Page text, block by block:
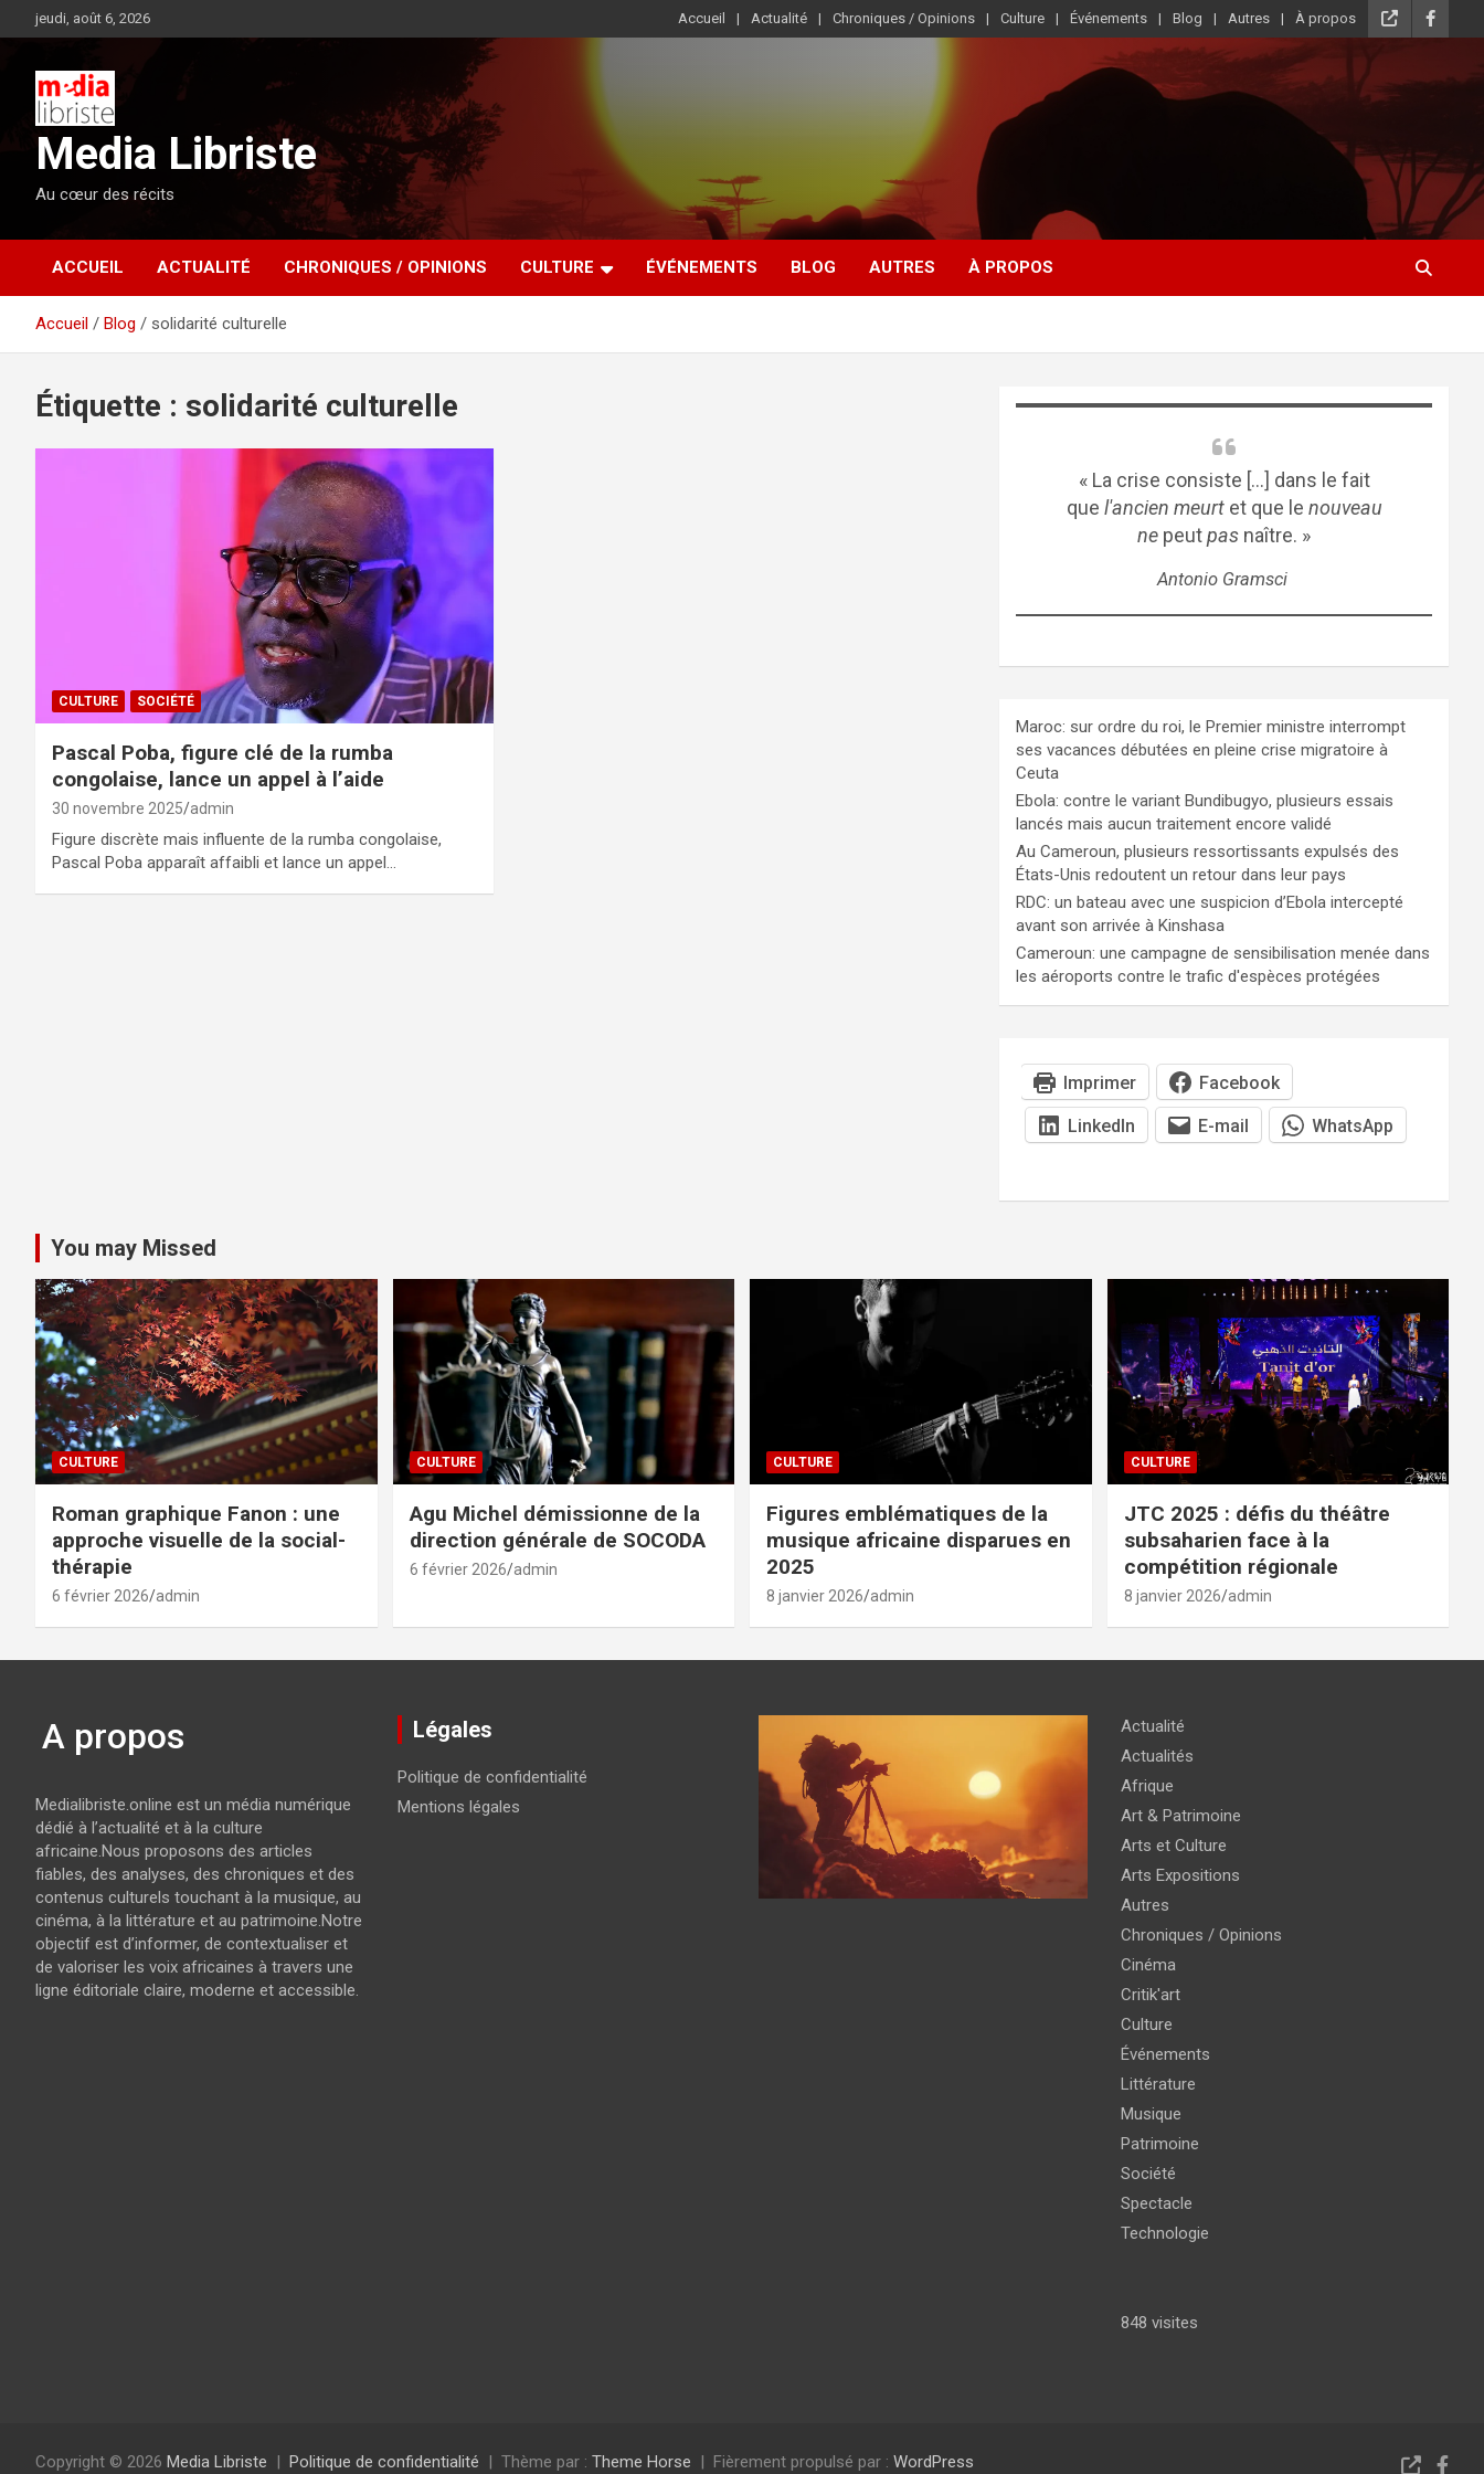
au
jeudi, août 6, 2026 Accueil Actualité Chroniques / Opinions Culture Événements Blog Autres À propos
Media Libriste
Au cœur des récits
ACCUEIL ACTUALITÉ CHRONIQUES / OPINIONS CULTURE ÉVÉNEMENTS BLOG AUTRES À PROPOS
Accueil Blog solidarité culturelle
Étiquette : solidarité culturelle
CULTURE SOCIÉTÉ
Pascal Poba, figure clé de la rumba
congolaise, lance un appel à l’aide
30 novembre 2025 admin
Figure discrète mais influente de la rumba congolaise,
Pascal Poba apparaît affaibli et lance un appel…
« La crise consiste [...] dans le fait
que l'ancien meurtet que le nouveau
ne peutpas naître. »
Antonio Gramsci
Maroc: sur ordre du roi, le Premier ministre interrompt
ses vacances débutées en pleine crise migratoire à
Ceuta
Ebola: contre le variant Bundibugyo, plusieurs essais
lancés mais aucun traitement encore validé
Au Cameroun, plusieurs ressortissants expulsés des
États-Unis redoutent un retour dans leur pays
RDC: un bateau avec une suspicion d’Ebola intercepté
avant son arrivée à Kinshasa
Cameroun: une campagne de sensibilisation menée dans
les aéroports contre le trafic d'espèces protégées
Imprimer Facebook
LinkedIn E-mail WhatsApp
You may Missed
CULTURE
Roman graphique Fanon : une
approche visuelle de la social-
thérapie
6 février 2026 admin
CULTURE
Agu Michel démissionne de la
direction générale de SOCODA
6 février 2026 admin
CULTURE
Figures emblématiques de la
musique africaine disparues en
2025
8 janvier 2026 admin
CULTURE
JTC 2025 : défis du théâtre
subsaharien face à la
compétition régionale
8 janvier 2026 admin
A propos
Medialibriste.online est un média numérique
dédié à l’actualité et à la culture
africaine.Nous proposons des articles
fiables, des analyses, des chroniques et des
contenus culturels touchant à la musique, au
cinéma, à la littérature et au patrimoine.Notre
objectif est d’informer, de contextualiser et
de valoriser les voix africaines à travers une
ligne éditoriale claire, moderne et accessible.
Légales
Politique de confidentialité
Mentions légales
Actualité
Actualités
Afrique
Art & Patrimoine
Arts et Culture
Arts Expositions
Autres
Chroniques / Opinions
Cinéma
Critik'art
Culture
Événements
Littérature
Musique
Patrimoine
Société
Spectacle
Technologie
848 visites
Copyright © 2026 Media Libriste Politique de confidentialité Thème par : Theme Horse Fièrement propulsé par : WordPress